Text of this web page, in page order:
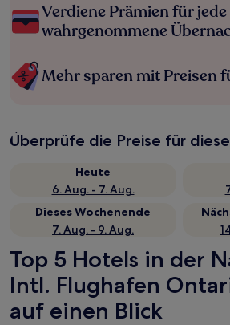
Verdiene Prämien für jede
wahrgenommene
Mehr sparen mit Preisen
Überprüfe die Preise für
Heute
6. Aug. - 7. Aug.
Dieses Wochenende
7. Aug. - 9. Aug.
Top 5 Hotels in der
Intl. Flughafen
auf einen Blick